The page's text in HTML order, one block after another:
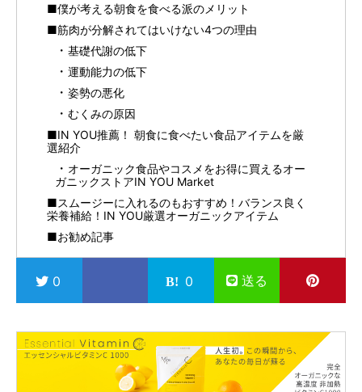
■僕が考える朝食を食べる派のメリット
■筋肉が分解されてはいけない4つの理由
基礎代謝の低下
運動能力の低下
姿勢の悪化
むくみの原因
■IN YOU推薦！ 朝食に食べたい食品アイテムを厳
選紹介
オーガニック食品やコスメをお得に買えるオー
ガニックストアIN YOU Market
■スムージーに入れるのもおすすめ！バランス良く
栄養補給！IN YOU厳選オーガニックアイテム
■お勧め記事
0 0 送る